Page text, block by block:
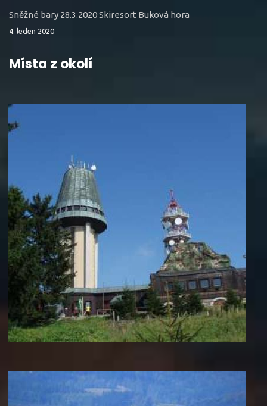
Sněžné bary 28.3.2020 Skiresort Buková hora
4. leden 2020
Místa z okolí